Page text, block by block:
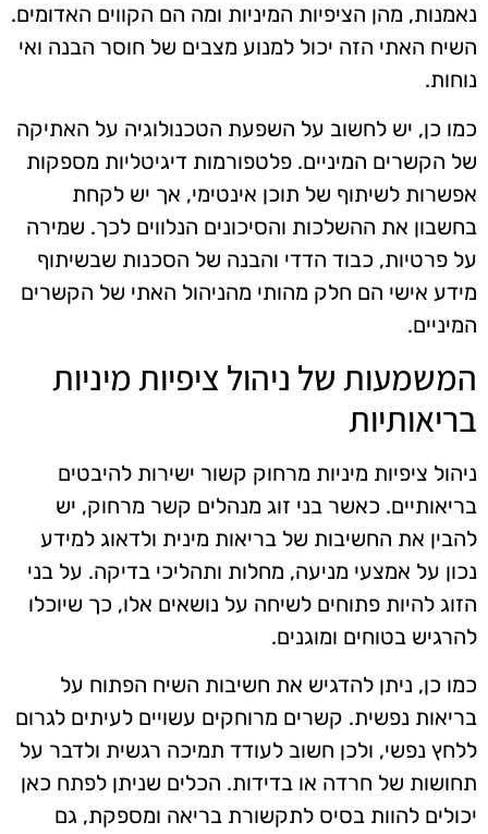
נאמנות, מהן הציפיות המיניות ומה הם הקווים האדומים.
השיח האתי הזה יכול למנוע מצבים של חוסר הבנה ואי
נוחות.
כמו כן, יש לחשוב על השפעת הטכנולוגיה על האתיקה
של הקשרים המיניים. פלטפורמות דיגיטליות מספקות
אפשרות לשיתוף של תוכן אינטימי, אך יש לקחת
בחשבון את ההשלכות והסיכונים הנלווים לכך. שמירה
על פרטיות, כבוד הדדי והבנה של הסכנות שבשיתוף
מידע אישי הם חלק מהותי מהניהול האתי של הקשרים
המיניים.
המשמעות של ניהול ציפיות מיניות
בריאותיות
ניהול ציפיות מיניות מרחוק קשור ישירות להיבטים
בריאותיים. כאשר בני זוג מנהלים קשר מרחוק, יש
להבין את החשיבות של בריאות מינית ולדאוג למידע
נכון על אמצעי מניעה, מחלות ותהליכי בדיקה. על בני
הזוג להיות פתוחים לשיחה על נושאים אלו, כך שיוכלו
להרגיש בטוחים ומוגנים.
כמו כן, ניתן להדגיש את חשיבות השיח הפתוח על
בריאות נפשית. קשרים מרוחקים עשויים לעיתים לגרום
ללחץ נפשי, ולכן חשוב לעודד תמיכה רגשית ולדבר על
תחושות של חרדה או בדידות. הכלים שניתן לפתח כאן
יכולים להוות בסיס לתקשורת בריאה ומספקת, גם